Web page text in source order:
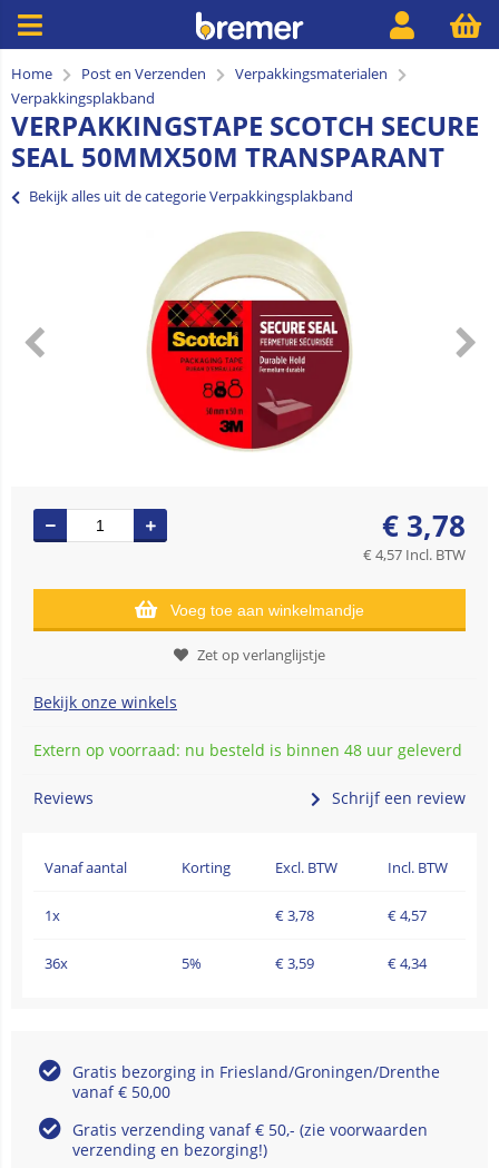
Home Post en Verzenden
Verpakkingsmaterialen
Verpakkingsplakband
VERPAKKINGSTAPE SCOTCH SECURE
SEAL 50MMX50M TRANSPARANT
Bekijk alles uit de categorie Verpakkingsplakband
€ 3,78
€ 4,57 Incl. BTW
Voeg toe aan winkelmandje
Zet op verlanglijstje
Bekijk onze winkels
Extern op voorraad: nu besteld is binnen 48 uur geleverd
Reviews Schrijf een review
Vanaf aantal Korting Excl. BTW Incl. BTW
1x €3,78 €4,57
36x 5% €3,59 €4,34
Gratis bezorging in Friesland/Groningen/Drenthe
vanaf € 50,00
Gratis verzending vanaf € 50,- (zie voorwaarden
verzending en bezorging!)